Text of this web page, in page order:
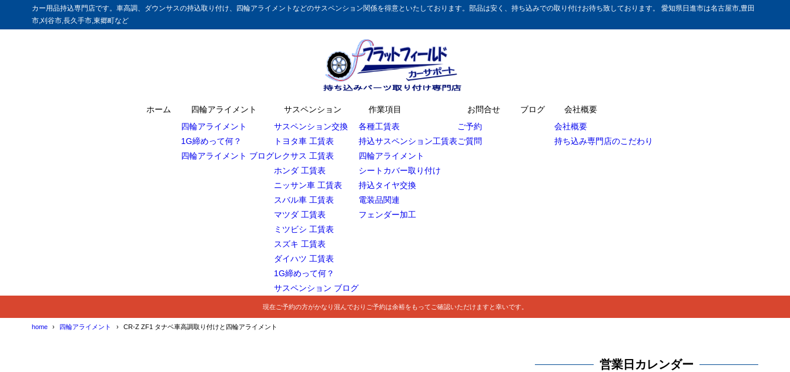
カー用品持込専門店です。車高調、ダウンサスの持込取り付け、四輪アライメントなどのサスペンション関係を得意といたしております。部品は安く、持ち込みでの取り付けお待ち致しております。 愛知県日進市は名古屋市,豊田
市,刈谷市,長久手市,東郷町など
ホーム
四輪アライメント
四輪アライメント
1G締めって何？
四輪アライメント ブログ
サスペンション
サスペンション交換
トヨタ車 工賃表
レクサス 工賃表
ホンダ 工賃表
ニッサン車 工賃表
スバル車 工賃表
マツダ 工賃表
ミツビシ 工賃表
スズキ 工賃表
ダイハツ 工賃表
1G締めって何？
サスペンション ブログ
作業項目
各種工賃表
持込サスペンション工賃表
四輪アライメント
シートカバー取り付け
持込タイヤ交換
電装品関連
フェンダー加工
お問合せ
ご予約
ご質問
ブログ
会社概要
会社概要
持ち込み専門店のこだわり
現在ご予約の方がかなり混んでおりご予約は余裕をもってご確認いただけますと幸いです。
home 四輪アライメント CR-Z ZF1 タナベ車高調取り付けと四輪アライメント
営業日カレンダー